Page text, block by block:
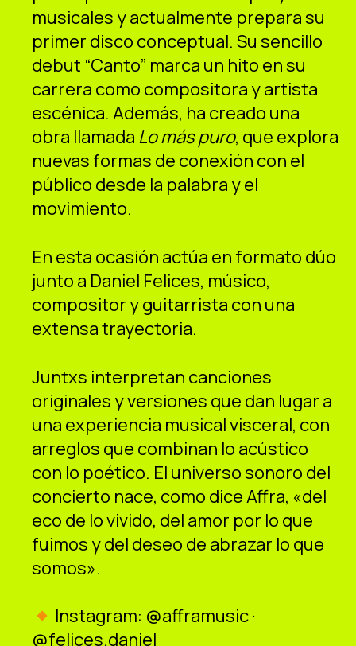
musicales y actualmente prepara su
primer disco conceptual. Su sencillo
debut “Canto” marca un hito en su
carrera como compositora y artista
escénica. Además, ha creado una
obra llamada Lo más puro, que explora
nuevas formas de conexión con el
público desde la palabra y el
movimiento.
En esta ocasión actúa en formato dúo
junto a Daniel Felices, músico,
compositor y guitarrista con una
extensa trayectoria.
Juntxs interpretan canciones
originales y versiones que dan lugar a
una experiencia musical visceral, con
arreglos que combinan lo acústico
con lo poético. El universo sonoro del
concierto nace, como dice Affra, «del
eco de lo vivido, del amor por lo que
fuimos y del deseo de abrazar lo que
somos».
Instagram: @afframusic ·
@felices.daniel